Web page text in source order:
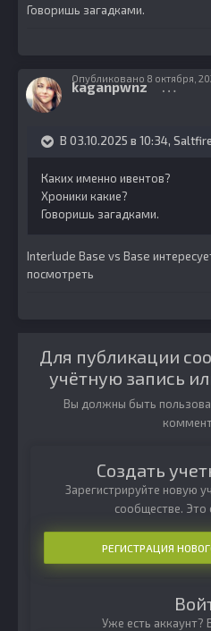
Говоришь загадками.
kaganpwnz 82
Опубликовано 8 октября,
В 03.10.2025 в 10:34, Saltfire
Каких именно ивентов?
Хроники какие?
Говоришь загадками.
Interlude Base vs Base
посмотреть
Для публикации
учётную запись
Вы должны быть
Создать
Зарегистрируйте новую
сообществе. Это
РЕГИСТРАЦИЯ
Уже есть аккаунт?